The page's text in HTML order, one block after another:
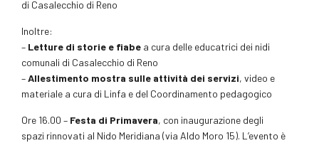
di Casalecchio di Reno
Inoltre:
– Letture di storie e fiabe a cura delle educatrici dei nidi
comunali di Casalecchio di Reno
–Allestimento mostra sulle attività dei servizi, video e
materiale a cura di Linfa e del Coordinamento pedagogico
Ore 16.00 – Festa di Primavera, con inaugurazione degli
spazi rinnovati al Nido Meridiana (via Aldo Moro 15). L’evento è